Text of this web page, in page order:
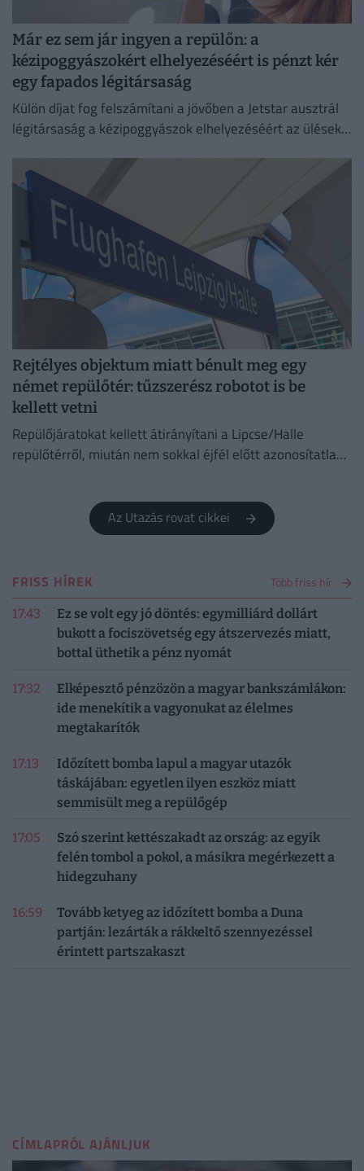
Már ez sem jár ingyen a repülőn: a
kézipoggyászokért elhelyezéséért is pénzt kér
egy fapados légitársaság
Külön díjat fog felszámítani a jövőben a Jetstar ausztrál
légitársaság a kézipoggyászok elhelyezéséért az ülések
Rejtélyes objektum miatt bénult meg egy
német repülőtér: tűzszerész robotot is be
kellett vetni
Repülőjáratokat kellett átirányítani a Lipcse/Halle
repülőtérről, miután nem sokkal éjfél előtt azonosítatlan
Az Utazás rovat cikkei
FRISS HÍREK Több friss hír
17:43
Ez se volt egy jó döntés: egymilliárd dollárt
bukott a fociszövetség egy átszervezés miatt,
bottal üthetik a pénz nyomát
17:32
Elképesztő pénzözön a magyar bankszámlákon:
ide menekítik a vagyonukat az élelmes
megtakarítók
17:13
Időzített bomba lapul a magyar utazók
táskájában: egyetlen ilyen eszköz miatt
semmisült meg a repülőgép
17:05
Szó szerint kettészakadt az ország: az egyik
felén tombol a pokol, a másikra megérkezett a
hidegzuhany
16:59
Tovább ketyeg az időzített bomba a Duna
partján: lezárták a rákkeltő szennyezéssel
érintett partszakaszt
CÍMLAPRÓL AJÁNLJUK